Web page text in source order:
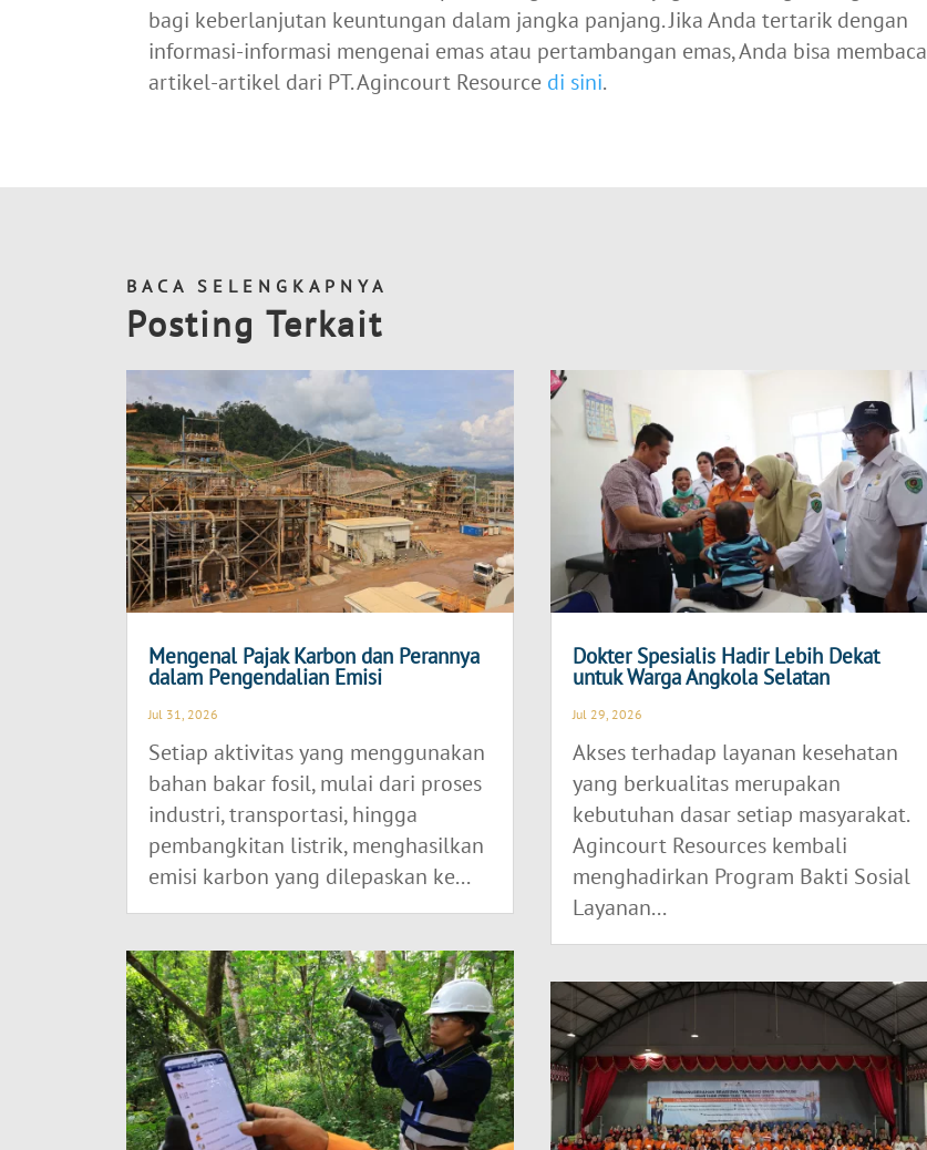
bagi keberlanjutan keuntungan dalam jangka panjang. Jika Anda tertarik dengan
informasi-informasi mengenai emas atau pertambangan emas, Anda bisa membaca
artikel-artikel dari PT. Agincourt Resource di sini.
BACA SELENGKAPNYA
Posting Terkait
Mengenal Pajak Karbon dan Perannya
dalam Pengendalian Emisi
Jul 31, 2026
Setiap aktivitas yang menggunakan
bahan bakar fosil, mulai dari proses
industri, transportasi, hingga
pembangkitan listrik, menghasilkan
emisi karbon yang dilepaskan ke...
Dokter Spesialis Hadir Lebih Dekat
untuk Warga Angkola Selatan
Jul 29, 2026
Akses terhadap layanan kesehatan
yang berkualitas merupakan
kebutuhan dasar setiap masyarakat.
Agincourt Resources kembali
menghadirkan Program Bakti Sosial
Layanan...